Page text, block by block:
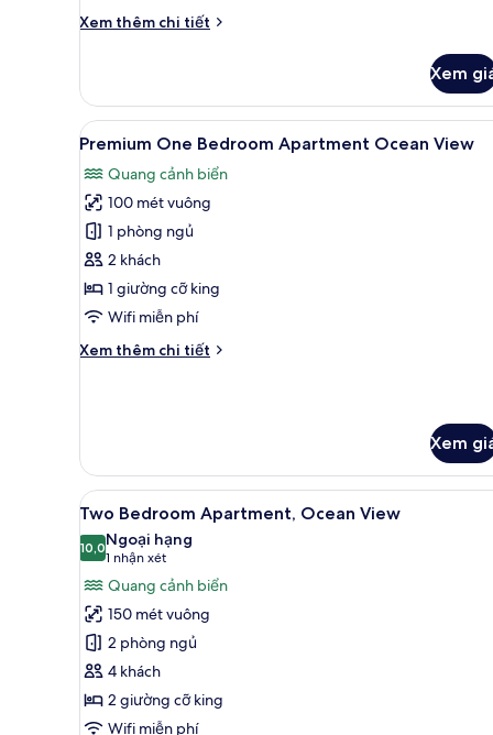
Xem thêm chi tiết
Chi
Family
Room
Xem
Xem
tất
cả
ảnh
Premium
One
Bedroom
Apartment
View
Premium One Bedroom
7
Premium One Bedroom Apartment Ocean View
Quang cảnh biển
100 mét vuông
1 phòng ngủ
2 khách
1 giường cỡ king
Wifi miễn phí
Xem thêm chi tiết
Chi
Bedroom
Apartment
Ocean
Xem
Xem
tất
cả
ảnh
Two
Bedroom
Apartment,
Ocean
View
Two Bedroom Apartment,
8
Two Bedroom Apartment, Ocean View
10,010,0 trên 10
Ngoại hạng
1 nhận xét
(1
nhận
xét)
Quang cảnh biển
150 mét vuông
2 phòng ngủ
4 khách
2 giường cỡ king
Wifi miễn phí